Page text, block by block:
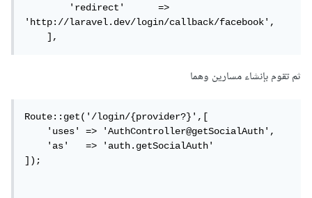
        'redirect'      =>
'http://laravel.dev/login/callback/facebook',
    ],
ثم تقوم بإنشاء مسارين وهما
Route::get('/login/{provider?}',[
    'uses' => 'AuthController@getSocialAuth',
    'as'   => 'auth.getSocialAuth'
]);